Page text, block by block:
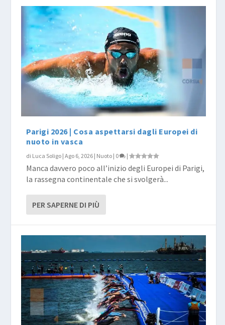
Parigi 2026 | Cosa aspettarsi dagli Europei di
nuoto in vasca
di Luca Soligo |Ago 6, 2026 | Nuoto | 0 |
Manca davvero poco all’inizio degli Europei di Parigi,
la rassegna continentale che si svolgerà...
PER SAPERNE DI PIÙ